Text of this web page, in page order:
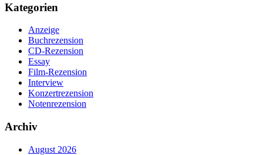
Kategorien
Anzeige
Buchrezension
CD-Rezension
Essay
Film-Rezension
Interview
Konzertrezension
Notenrezension
Archiv
August 2026